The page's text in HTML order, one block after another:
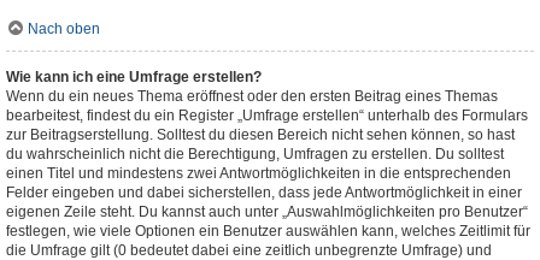
Nach oben
Wie kann ich eine Umfrage erstellen?
Wenn du ein neues Thema eröffnest oder den ersten Beitrag eines Themas
bearbeitest, findest du ein Register „Umfrage erstellen“ unterhalb des Formulars
zur Beitragserstellung. Solltest du diesen Bereich nicht sehen können, so hast
du wahrscheinlich nicht die Berechtigung, Umfragen zu erstellen. Du solltest
einen Titel und mindestens zwei Antwortmöglichkeiten in die entsprechenden
Felder eingeben und dabei sicherstellen, dass jede Antwortmöglichkeit in einer
eigenen Zeile steht. Du kannst auch unter „Auswahlmöglichkeiten pro Benutzer“
festlegen, wie viele Optionen ein Benutzer auswählen kann, welches Zeitlimit für
die Umfrage gilt (0 bedeutet dabei eine zeitlich unbegrenzte Umfrage) und